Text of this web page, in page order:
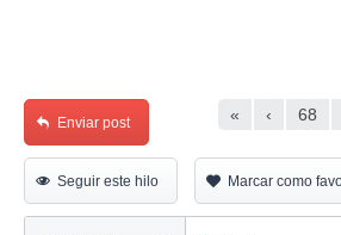
« ‹ 68
Enviar post
Seguir este hilo Marcar como